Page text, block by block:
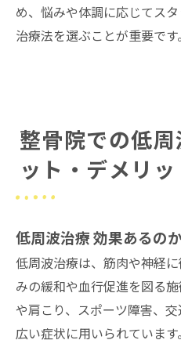
め、悩みや体調に応じてス
治療法を選ぶことが重要です。
整骨院での低
ット・デメリ
低周波治療 効果あるの
低周波治療は、筋肉や神経
みの緩和や血行促進を図る
や肩こり、スポーツ障害、
広い症状に用いられていま